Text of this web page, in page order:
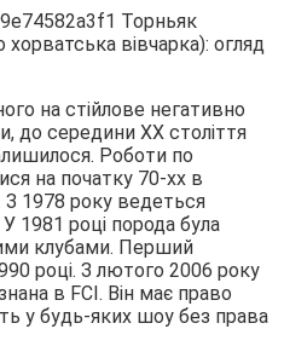
на стійлове негативно
до середини XX століття
Роботи по
на початку 70-хх в
З 1978 року ведеться
1981 році порода була
клубами. Перший
році. З лютого 2006 року
в FCI. Він має право
у будь-яких шоу без права